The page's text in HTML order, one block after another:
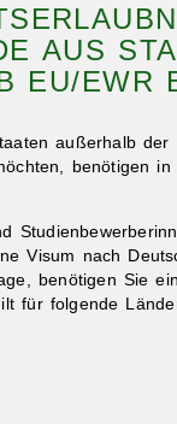
AUS
EU/EWR
außerhalb
benötigen
Visum nach
benötigen Sie
für folgende